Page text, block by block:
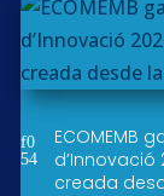
ECOMEMB
creada